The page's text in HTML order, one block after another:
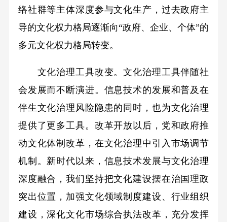
络社群等主体深度参与文化生产，过去政府主
导的文化权力格局逐渐向“政府、企业、个体”的
多元文化权力格局转变。
文化治理工具改变。文化治理工具伴随社
会发展而不断演进。信息技术的发展和普及在
伴生文化治理风险隐患的同时，也为文化治理
提供了更多工具。改革开放以后，党和政府推
动文化体制改革，在文化治理中引入市场调节
机制。新时代以来，信息技术发展与文化治理
深度融合，我们坚持把文化建设摆在治国理政
突出位置，加强文化领域制度建设、行业组织
建设，深化文化市场综合执法改革，充分发挥